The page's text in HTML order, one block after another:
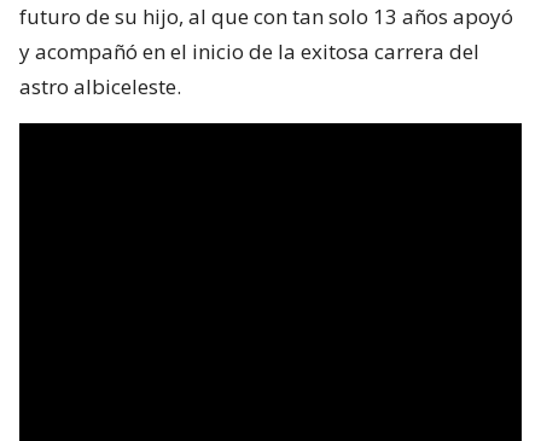
futuro de su hijo, al que con tan solo 13 años apoyó
y acompañó en el inicio de la exitosa carrera del
astro albiceleste.